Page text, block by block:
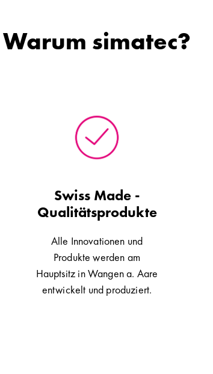
Warum simatec?
Swiss Made -
Qualitätsprodukte
Alle Innovationen und
Produkte werden am
Hauptsitz in Wangen a. Aare
entwickelt und produziert.